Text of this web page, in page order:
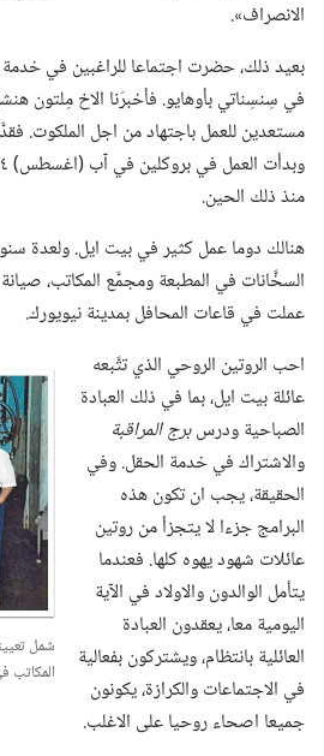
الانصراف».‏
بعيد ذلك،‏ حضرت اجتماعا للراغبين في
في سِنسِناتي بأوهايو.‏ فأخبرَنا الاخ مِلتون
مستعدين للعمل باجتهاد من اجل الملكوت.‏
منذ ذلك الحين.‏
هنالك دوما عمل كثير في بيت ايل.‏ ولعدة
السخَّانات في المطبعة ومجمَّع المكاتب،‏ صيانة
عملت في قاعات المحافل بمدينة نيويورك.‏
شمل
المكاتب
احب الروتين الروحي الذي تتَّبعه
عائلة بيت ايل،‏ بما في ذلك العبادة
الصباحية ودرسبرج المراقبة
والاشتراك في خدمة الحقل.‏ وفي
الحقيقة،‏ يجب ان تكون هذه
البرامج جزءا لا يتجزأ من روتين
عائلات شهود يهوه كلها.‏ فعندما
يتأمل الوالدون والاولاد في الآية
اليومية معا،‏ يعقدون العبادة
العائلية بانتظام،‏ ويشتركون بفعالية
في الاجتماعات والكرازة،‏ يكونون
جميعا اصحاء روحيا على الاغلب.‏